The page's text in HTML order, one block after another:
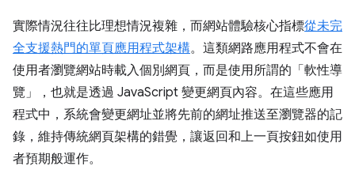
實際情況往往比理想情況複雜，而網站體驗核心指標從未完
全支援熱門的單頁應用程式架構。這類網路應用程式不會在
使用者瀏覽網站時載入個別網頁，而是使用所謂的「軟性導
覽」，也就是透過 JavaScript 變更網頁內容。在這些應用
程式中，系統會變更網址並將先前的網址推送至瀏覽器的記
錄，維持傳統網頁架構的錯覺，讓返回和上一頁按鈕如使用
者預期般運作。